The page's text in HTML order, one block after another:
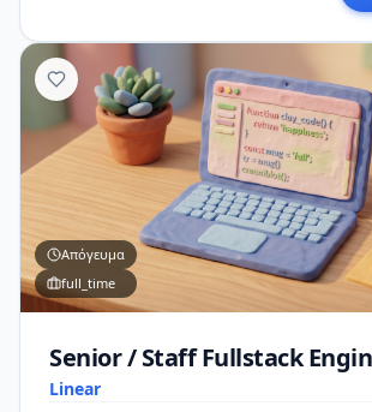
Απόγευμα
full_time
Linear